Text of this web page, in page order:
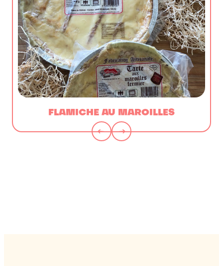
FLAMICHE AU MAROILLES